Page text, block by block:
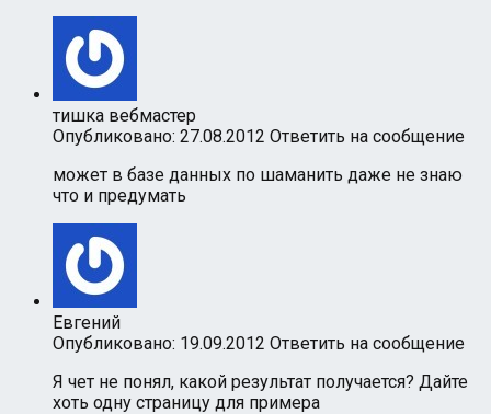
тишка вебмастер
Опубликовано: 27.08.2012 Ответить на сообщение
может в базе данных по шаманить даже не знаю
что и предумать
Евгений
Опубликовано: 19.09.2012 Ответить на сообщение
Я чет не понял, какой результат получается? Дайте
хоть одну страницу для примера